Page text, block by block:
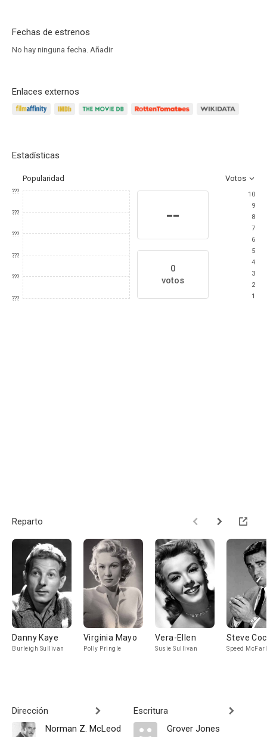
Fechas de estrenos
No hay ninguna fecha. Añadir
Enlaces externos
Estadísticas
Popularidad Votos
???
???
???
???
???
???
--
0
votos
10
9
8
7
6
5
4
3
2
1
Reparto
Danny Kaye
Burleigh Sullivan
Virginia Mayo
Polly Pringle
Vera-Ellen
Susie Sullivan
Steve
Speed
Dirección
Norman Z. McLeod
Escritura
Grover Jones